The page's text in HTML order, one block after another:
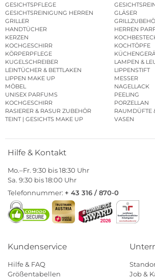
GESICHTSPFLEGE
GESICHTSREINIGUNG HERREN
GLÄSER
GRILLER
HANDTÜCHER
HERREN
KERZEN
KOCHGESCHIRR
KOCHTÖPFE
KÖRPERPFLEGE
KUGELSCHREIBER
LAMPEN &
LEINTÜCHER & BETTLAKEN
LIPPENSTIFT
LIPPEN MAKE UP
MESSER
MÖBEL
NAGELLACK
UNISEX PARFUMS
PEELING
KOCHGESCHIRR
PORZELLAN
RASIERER & RASUR ZUBEHÖR
RAUMDÜFTE
TEINT | GESICHTS MAKE UP
VASEN
Hilfe & Kontakt
Mo.–Fr. 9:30 bis 18:30 Uhr
Sa. 9:30 bis 18:00 Uhr
Telefonnummer: + 43 316 / 870-0
Kundenservice
Hilfe & FAQ
Größentabellen
Job &